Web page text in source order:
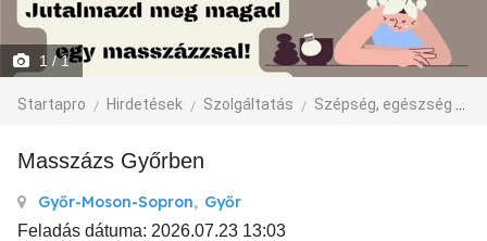
1 / 1
Startapro Hirdetések Szolgáltatás Szépség, egészség
Masszázs Győrben
Győr-Moson-Sopron, Győr
Feladás dátuma: 2026.07.23 13:03